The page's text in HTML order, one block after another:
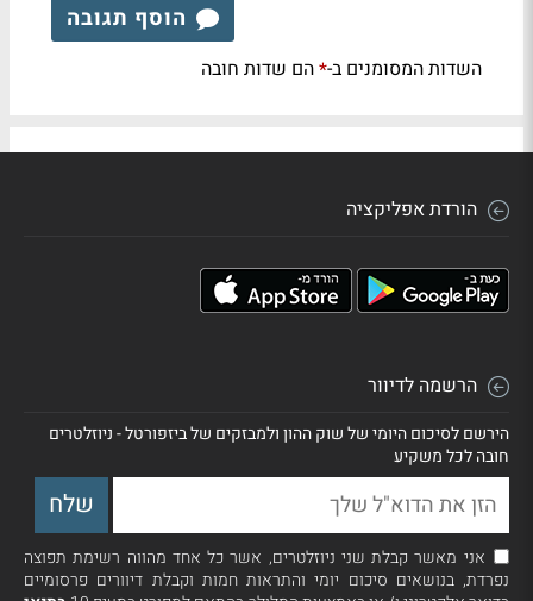
הוסף תגובה
השדות המסומנים ב-*הם שדות חובה
הורדת אפליקציה
הרשמה לדיוור
הירשם לסיכום היומי של שוק ההון ולמבזקים של ביזפורטל - ניוזלטרים
חובה לכל משקיע
אני מאשר קבלת שני ניוזלטרים, אשר כל אחד מהווה רשימת תפוצה
נפרדת, בנושאים סיכום יומי והתראות חמות וקבלת דיוורים פרסומיים